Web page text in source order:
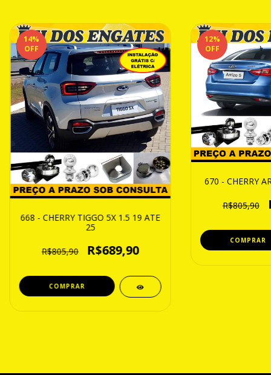
14%
OFF
668 - CHERRY TIGGO 5X 1.5 19 ATE
25
R$805,90 R$689,90
12%
OFF
670 - CHERRY
R$805,90